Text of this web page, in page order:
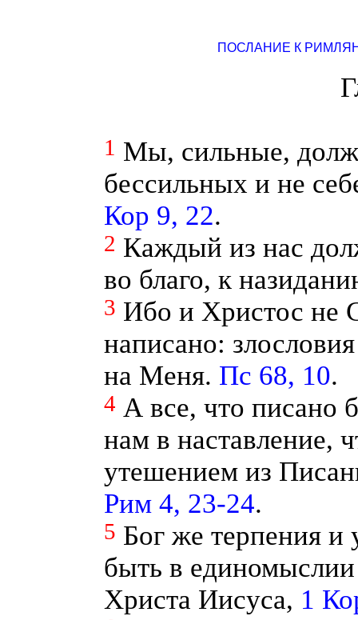
ПОСЛАНИЕ К
1 Мы, сильные,
бессильных и не
Кор 9, 22.
2 Каждый из нас
во благо, к
3 Ибо и Христос не
написано:
на Меня. Пс 68, 10.
4 А все, что писано
нам в наставление,
утешением из
Рим 4, 23-24.
5 Бог же терпения и
быть в
Христа Иисуса, 1